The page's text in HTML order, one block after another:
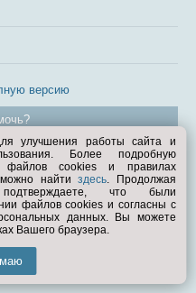
версию
улучшения работы сайта и
Более подробную
файлов cookies и правилах
можно найтиздесь. Продолжая
что были
файлов cookies и согласны с
данных. Вы можете
Вашего браузера.